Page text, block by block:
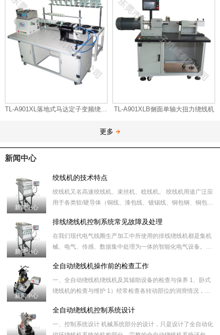
TL-A901XL落地式马达定子变频绕线机 TL-A901XLB侧面单轴大扭力绕线机
更多
新闻中心
新闻中心
绞线机的技术特点
绞线机又名高速绞线机、束丝机、稔线机。 绞线机用途广泛应
用于各类软/硬导体（铜线、漆包线、镀锡线、铜包钢、铜包铝
新闻中心
排线绕线机控制系统常见故障及处理
在我们现代电气线圈生产加工中所使用的排线绕线机都是集机
械、电气、传感、数据集中处理为一体的智能化电气设备。许
的判断，
新闻中心
全自动绕线机操作前的检查工作
一、全自动绕线机绕线机及其辅助设备的检查与保养 1、卧式
绕线机的检查与维护 1）经常检查各转动部位的润滑情况，确
全自动绕线机控制系统设计
一、控制系统设计 机械系统部分的设计，只是设计了全自动化